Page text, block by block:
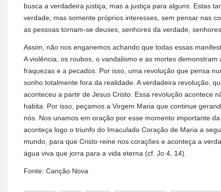
busca a verdadeira justiça, mas a justiça para alguns. Estas
verdade, mas somente próprios interesses, sem pensar nas
as pessoas tornam-se deuses, senhores da verdade,
Assim, não nos enganemos achando que todas essas
A violência, os roubos, o vandalismo e as mortes
fraquezas e a pecados. Por isso, uma revolução que pensa
sonho totalmente fora da realidade. A verdadeira revolução,
aconteceu a partir de Jesus Cristo. Essa revolução acontece
habita. Por isso, peçamos a Virgem Maria que continue
nós. Nos unamos em oração por esse momento importante
aconteça logo o triunfo do Imaculado Coração de Maria a
mundo, para que Cristo reine nos corações e aconteça a
água viva que jorra para a vida eterna (cf. Jo 4, 14).
Fonte: Canção Nova